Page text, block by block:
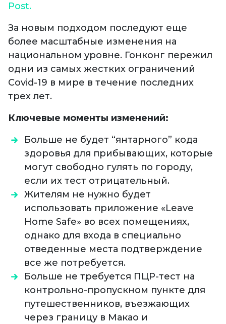
Post.
За новым подходом последуют еще
более масштабные изменения на
национальном уровне. Гонконг пережил
одни из самых жестких ограничений
Covid-19 в мире в течение последних
трех лет.
Ключевые моменты изменений:
Больше не будет “янтарного” кода
здоровья для прибывающих, которые
могут свободно гулять по городу,
если их тест отрицательный.
Жителям не нужно будет
использовать приложение «Leave
Home Safe» во всех помещениях,
однако для входа в специально
отведенные места подтверждение
все же потребуется.
Больше не требуется ПЦР-тест на
контрольно-пропускном пункте для
путешественников, въезжающих
через границу в Макао и